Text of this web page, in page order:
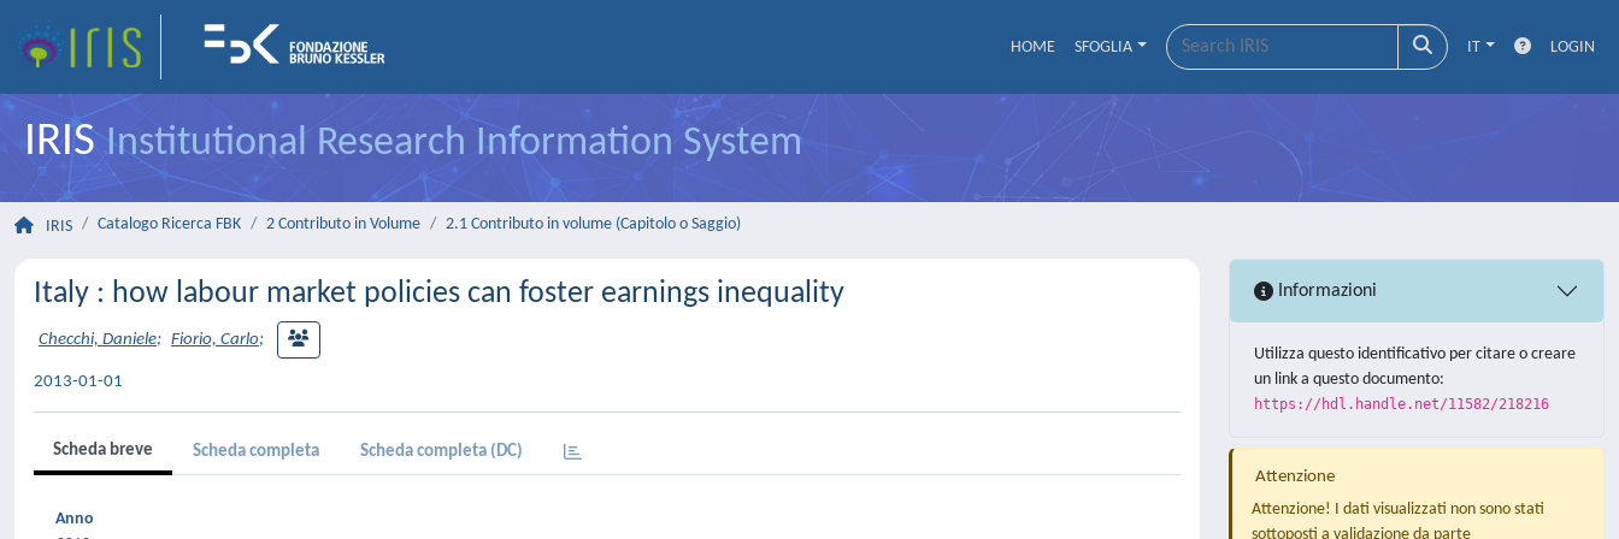
HOME SFOGLIA IT LOGIN
IRISInstitutional Research Information System
IRIS Catalogo Ricerca FBK 2 Contributo in Volume 2.1 Contributo in volume (Capitolo o Saggio)
Italy : how labour market policies can foster earnings inequality
Checchi, Daniele; Fiorio, Carlo;
2013-01-01
Scheda breve Scheda completa Scheda completa (DC)
Anno
Informazioni
Utilizza questo identificativo per citare o creare
un link a questo documento:
https://hdl.handle.net/11582/218216
Attenzione
Attenzione! I dati visualizzati non sono stati
sottoposti a validazione da parte